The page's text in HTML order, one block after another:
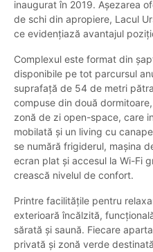
inaugurat în 2019. Așezarea
de schi din apropiere, Lacul
ce evidențiază avantajul
Complexul este format din
disponibile pe tot parcursul
suprafață de 54 de metri
compuse din două
zonă de zi open-space, care
mobilată și un living cu
se numără frigiderul, mașina
ecran plat și accesul la Wi-Fi
crească nivelul de confort.
Printre facilitățile pentru
exterioară încălzită,
sărată și saună. Fiecare
privată și zonă verde